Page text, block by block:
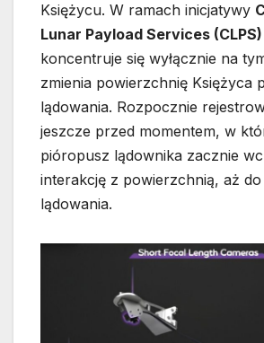
Księżycu. W ramach inicjatywy
Lunar Payload Services (CLPS)
koncentruje się wyłącznie na
zmienia powierzchnię Księżyca
lądowania. Rozpocznie
jeszcze przed momentem, w
pióropusz lądownika zacznie
interakcję z powierzchnią, aż
lądowania.